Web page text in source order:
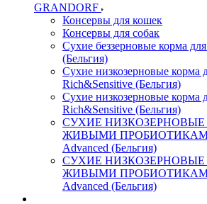
GRANDORF
Консервы для кошек
Консервы для собак
Сухие беззерновые корма
(Бельгия)
Сухие низкозерновые корма
Rich&Sensitive (Бельгия)
Сухие низкозерновые корма
Rich&Sensitive (Бельгия)
СУХИЕ
ЖИВЫМИ
Advanced (Бельгия)
СУХИЕ
ЖИВЫМИ
Advanced (Бельгия)